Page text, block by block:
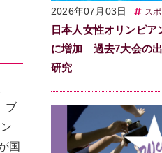
ブ
国
2026年07月03日 ス
日本人女性オリンピ
に増加 過去7大会の
研究